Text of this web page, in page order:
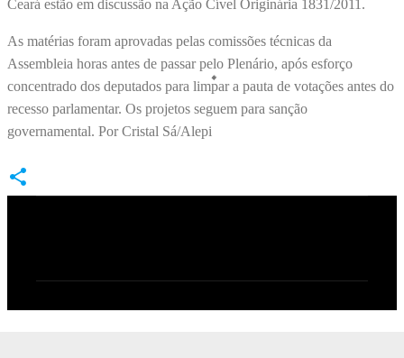
Ceará estão em discussão na Ação Cível Originária 1831/2011.
As matérias foram aprovadas pelas comissões técnicas da
Assembleia horas antes de passar pelo Plenário, após esforço
concentrado dos deputados para limpar a pauta de votações antes do
recesso parlamentar. Os projetos seguem para sanção
governamental. Por Cristal Sá/Alepi